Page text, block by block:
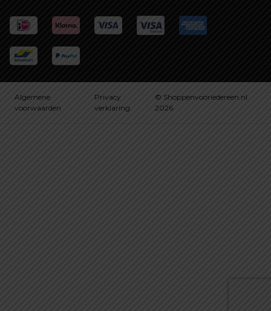
Algemene
voorwaarden
Privacy
verklaring
© Shoppenvooriedereen.nl
2026